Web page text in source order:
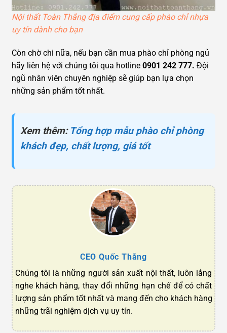
Nội thất Toàn Thắng địa điểm cung cấp phào chỉ nhựa
uy tín dành cho bạn
Còn chờ chi nữa, nếu bạn cần mua phào chỉ phòng ngủ
hãy liên hệ với chúng tôi qua hotline 0901 242 777. Đội
ngũ nhân viên chuyên nghiệp sẽ giúp bạn lựa chọn
những sản phẩm tốt nhất.
Xem thêm: Tổng hợp mẫu phào chỉ phòng
khách đẹp, chất lượng, giá tốt
CEO Quốc Thắng
Chúng tôi là những người sản xuất nội thất, luôn lắng
nghe khách hàng, thay đổi những hạn chế để có chất
lượng sản phẩm tốt nhất và mang đến cho khách hàng
những trãi nghiệm dịch vụ uy tín.